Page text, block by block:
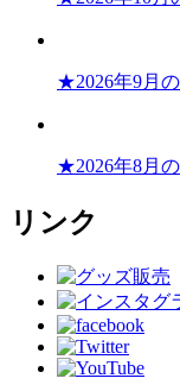
★2026年9月
★2026年8月
リンク